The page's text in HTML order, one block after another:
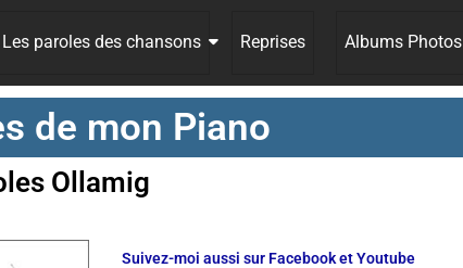
Les paroles des chansons Reprises Albums Photos
de mon Piano
Ollamig
Suivez-moi aussi sur Facebook et Youtube